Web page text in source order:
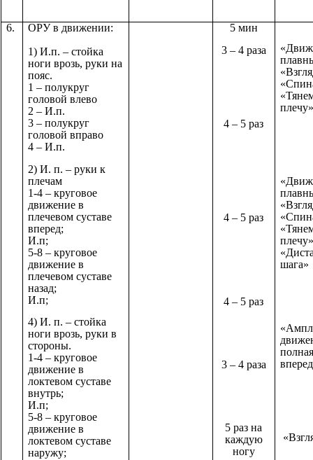
6.
ОРУ в движении:
1) И.п. – стойка
ноги врозь, руки на
пояс.
1 – полукруг
головой влево
2 – И.п.
3 – полукруг
головой вправо
4 – И.п.
2) И. п. – руки к
плечам
1-4 – круговое
движение в
плечевом суставе
вперед;
И.п;
5-8 – круговое
движение в
плечевом суставе
назад;
И.п;
4) И. п. – стойка
ноги врозь, руки в
стороны.
1-4 – круговое
движение в
локтевом суставе
внутрь;
И.п;
5-8 – круговое
движение в
локтевом суставе
наружу;
5 мин
3 – 4 раза
4 – 5 раз
4 – 5 раз
4 – 5 раз
3 – 4 раза
5 раз на
каждую
ногу
плечу»
плечу»
шага»